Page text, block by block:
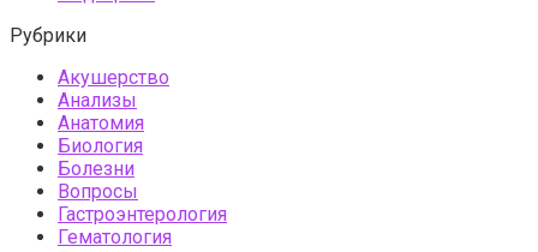
Рубрики
Акушерство
Анализы
Анатомия
Биология
Болезни
Вопросы
Гастроэнтерология
Гематология